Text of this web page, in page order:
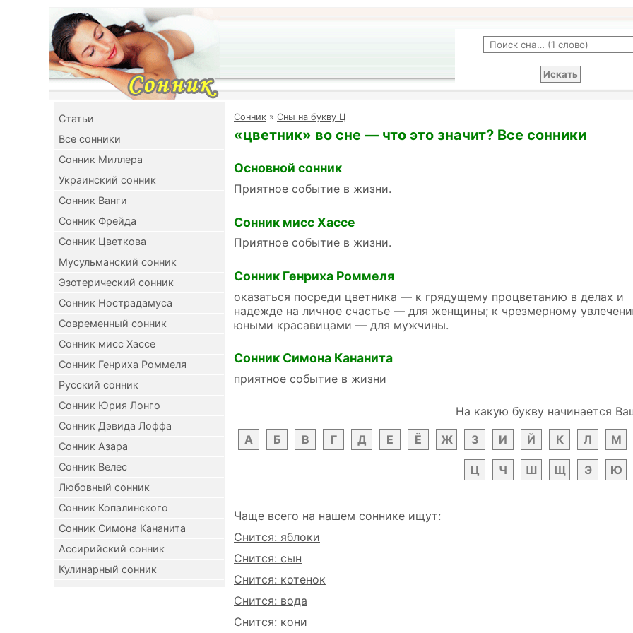
Cтатьи
Все сонники
Сонник Миллера
Украинский сонник
Сонник Ванги
Сонник Фрейда
Сонник Цветкова
Мусульманский сонник
Эзотерический сонник
Сонник Нострадамуса
Современный сонник
Сонник мисс Хассе
Сонник Генриха Роммеля
Русский сонник
Сонник Юрия Лонго
Сонник Дэвида Лоффа
Сонник Азара
Сонник Велес
Любовный сонник
Сонник Копалинского
Сонник Симона Кананита
Ассирийский сонник
Кулинарный сонник
Cонник » Сны на букву Ц
«цветник» во сне — что это значит? Все сонники
Основной сонник
Приятное событие в жизни.
Сонник мисс Хассе
Приятное событие в жизни.
Сонник Генриха Роммеля
оказаться посреди цветника — к грядущему процветанию в делах и
надежде на личное счастье — для женщины; к чрезмерному
юными красавицами — для мужчины.
Сонник Симона Кананита
приятное событие в жизни
На какую букву начинается
А
Б В Г Д Е Ё Ж З И Й К Л М
Ц Ч Ш Щ Э Ю
Чаще всего на нашем соннике ищут:
Снится: яблоки
Снится: сын
Снится: котенок
Снится: вода
Снится: кони